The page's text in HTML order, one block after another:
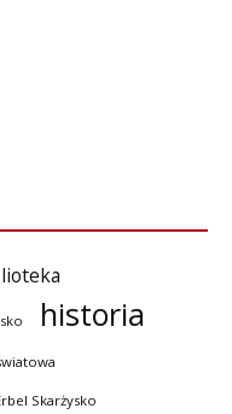
historia
Skarżysko